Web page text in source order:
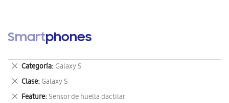
Smartphones
Categoría Galaxy S
Eliminar
este
artículo
Clase Galaxy S
Eliminar
este
Feature Sensor de huella dactilar
Eliminar